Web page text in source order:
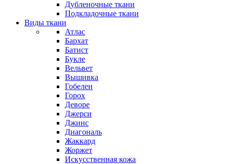
Дубленочные ткани
Подкладочные ткани
Виды ткани
Атлас
Бархат
Батист
Букле
Вельвет
Вышивка
Гобелен
Горох
Деворе
Джерси
Джинс
Диагональ
Жаккард
Жоржет
Искусственная кожа